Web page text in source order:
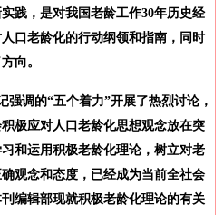
践，是对我国老龄工作30年历史经
口老龄化的行动纲领和指南，同时
向。
调的“五个着力”开展了热烈讨论，
极应对人口老龄化思想观念放在突
和运用积极老龄化理论，树立对老
观念和态度，已经成为当前全社会
编辑部现就积极老龄化理论的有关